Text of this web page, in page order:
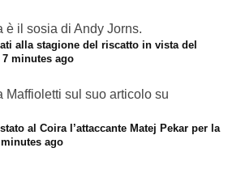
è il sosia di Andy Jorns.
alla stagione del riscatto in vista del
7 minutes ago
Maffioletti sul suo articolo su
al Coira l’attaccante Matej Pekar per la
ago